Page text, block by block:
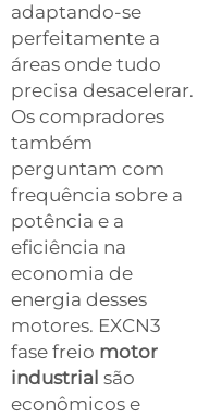
adaptando-se
perfeitamente a
áreas onde tudo
precisa desacelerar.
Os compradores
também
perguntam com
frequência sobre a
potência e a
eficiência na
economia de
energia desses
motores. EXCN3
fase freio motor
industrial são
econômicos e